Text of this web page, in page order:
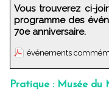
Vous trouverez ci-
programme des
70e anniversaire.
événements
Pratique : Musée du